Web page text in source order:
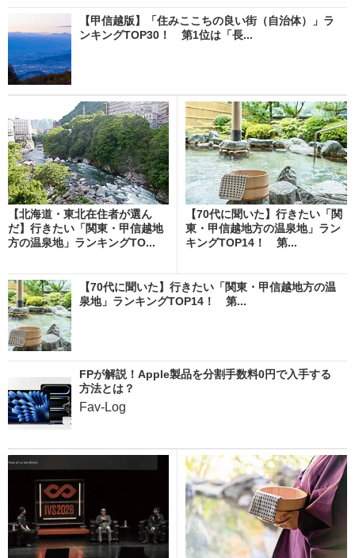
【甲信越版】「住みここちの良い街（自治体）」ラ
ンキングTOP30！ 第1位は「長...
【北海道・東北在住者が選ん
だ】行きたい「関東・甲信越地
方の温泉地」ランキングTO...
【70代に聞いた】行きたい「関
東・甲信越地方の温泉地」ラン
キングTOP14！ 第...
【70代に聞いた】行きたい「関東・甲信越地方の温
泉地」ランキングTOP14！ 第...
FPが解説！Apple製品を分割手数料0円で入手する
方法とは？
Fav-Log